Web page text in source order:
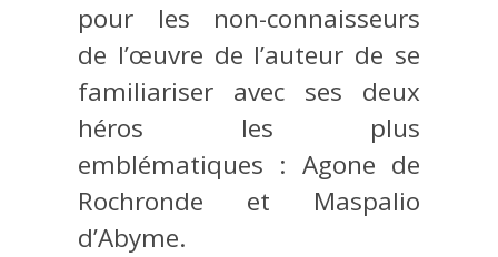
pour les non-connaisseurs
de l’œuvre de l’auteur de se
familiariser avec ses deux
héros les plus
emblématiques : Agone de
Rochronde et Maspalio
d’Abyme.